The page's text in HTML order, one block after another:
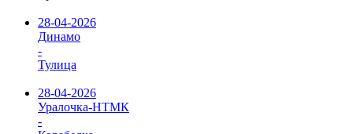
28-04-2026
Динамо
-
Тулица
28-04-2026
Уралочка-НТМК
-